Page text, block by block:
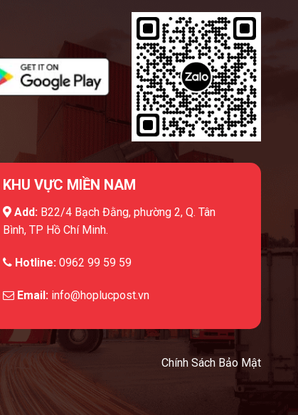
KHU VỰC MIỀN NAM
Add: B22/4 Bạch Đằng, phường 2, Q. Tân
Bình, TP Hồ Chí Minh.
Hotline: 0962 99 59 59
Email: info@hoplucpost.vn
Chính Sách Bảo Mật